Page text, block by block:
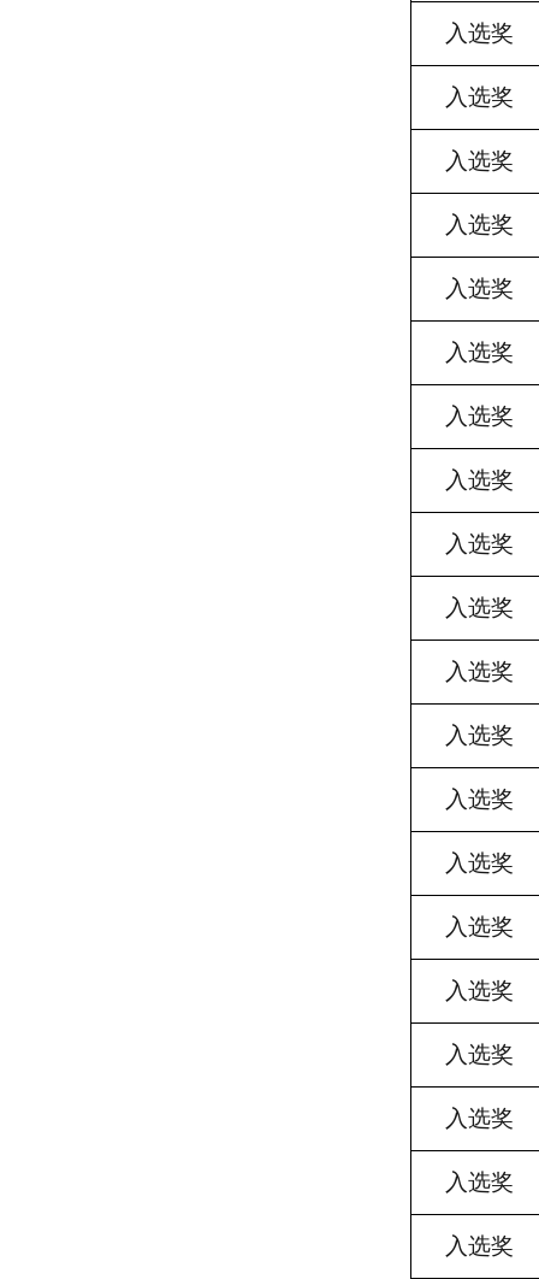
入选奖
入选奖
入选奖
入选奖
入选奖
入选奖
入选奖
入选奖
入选奖
入选奖
入选奖
入选奖
入选奖
入选奖
入选奖
入选奖
入选奖
入选奖
入选奖
入选奖